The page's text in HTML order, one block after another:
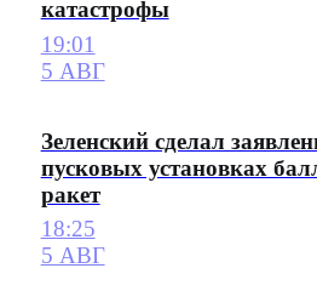
катастрофы
19:01
5 АВГ
Зеленский сделал
пусковых установках
ракет
18:25
5 АВГ